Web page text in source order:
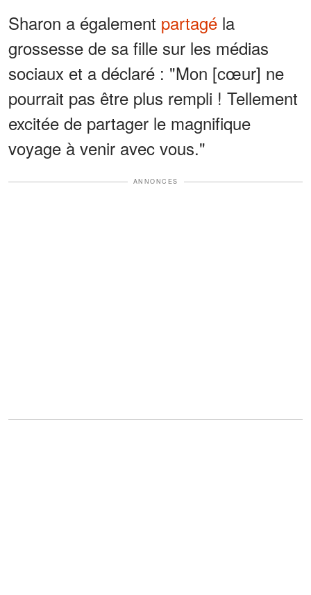
Sharon a également partagé la
grossesse de sa fille sur les médias
sociaux et a déclaré : "Mon [cœur] ne
pourrait pas être plus rempli ! Tellement
excitée de partager le magnifique
voyage à venir avec vous."
ANNONCES